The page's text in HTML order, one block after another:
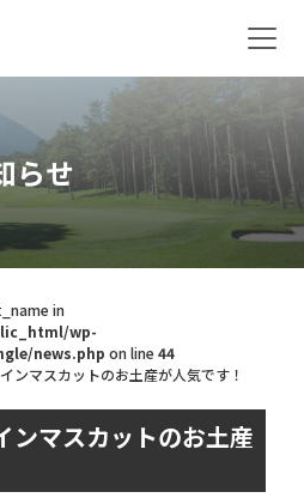
らせ
in
wp-
news.php on line 44
ンマスカットのお土産が人気です！
ンマスカットのお土産